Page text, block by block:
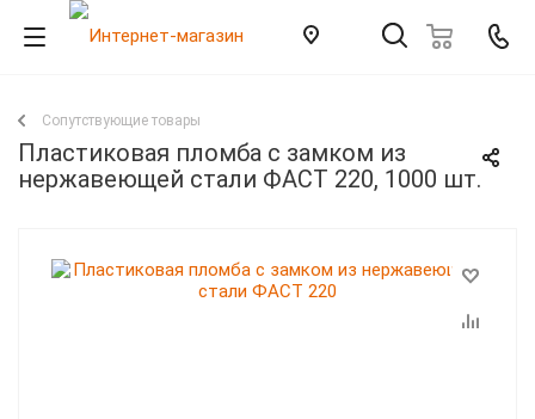
Сопутствующие товары
Пластиковая пломба с замком из
нержавеющей стали ФАСТ 220, 1000 шт.